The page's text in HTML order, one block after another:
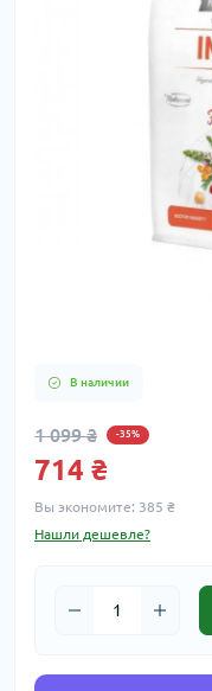
В наличии
1 099 ₴ -35%
714 ₴
Вы экономите: 385 ₴
Нашли дешевле?